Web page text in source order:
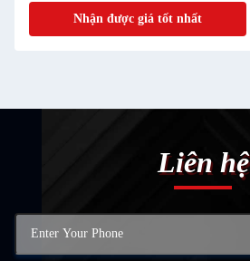
Nhận được giá tốt nhất
Liên hệ